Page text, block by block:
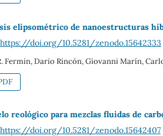
elipsométrico de nanoestructuras
https://doi.org/10.5281/zenodo.15642333
Fermin, Dario Rincón, Giovanni Marín,
reológico para mezclas fluidas de
https://doi.org/10.5281/zenodo.15642407